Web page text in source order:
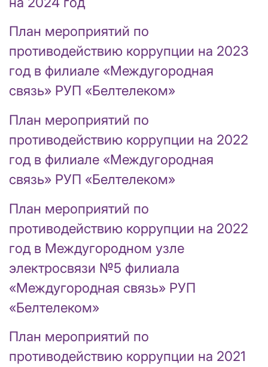
План мероприятий по
противодействию коррупции на 2023
год в филиале «Междугородная
связь» РУП «Белтелеком»
План мероприятий по
противодействию коррупции на 2022
год в филиале «Междугородная
связь» РУП «Белтелеком»
План мероприятий по
противодействию коррупции на 2022
год в Междугородном узле
электросвязи №5 филиала
«Междугородная связь» РУП
«Белтелеком»
План мероприятий по
противодействию коррупции на 2021